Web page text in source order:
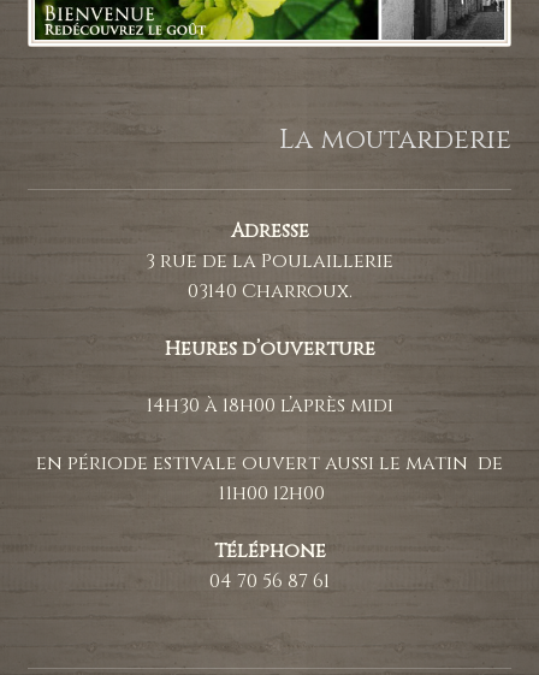
La moutarderie
Adresse
3 rue de la Poulaillerie
03140 Charroux.
Heures d’ouverture
14h30 à 18h00 l’après midi
en période estivale ouvert aussi le matin de
11h00 12h00
Téléphone
04 70 56 87 61